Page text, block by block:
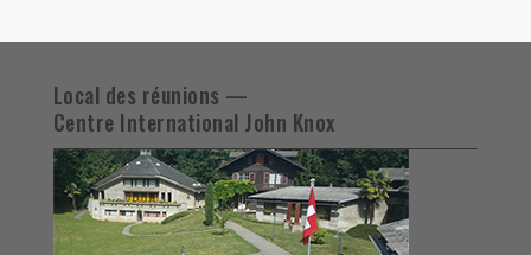
Local des réunions —
Centre International John Knox